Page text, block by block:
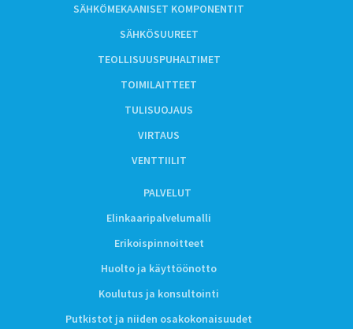
SÄHKÖMEKAANISET KOMPONENTIT
SÄHKÖSUUREET
TEOLLISUUSPUHALTIMET
TOIMILAITTEET
TULISUOJAUS
VIRTAUS
VENTTIILIT
PALVELUT
Elinkaaripalvelumalli
Erikoispinnoitteet
Huolto ja käyttöönotto
Koulutus ja konsultointi
Putkistot ja niiden osakokonaisuudet